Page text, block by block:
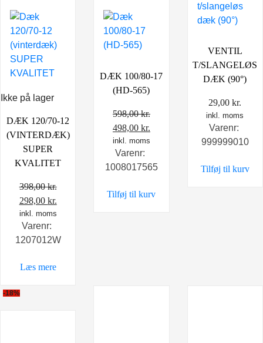
Ikke på lager
DÆK 120/70-12
(VINTERDÆK)
SUPER
KVALITET
398,00kr.
Den
oprindelige
pris
var:
298,00 kr.
aktuelle
er:
inkl. moms
Varenr:
1207012W
Læs mere
DÆK 100/80-17
(HD-565)
598,00kr.
Den
oprindelige
pris
var:
498,00 kr.
aktuelle
er:
inkl. moms
Varenr:
1008017565
Tilføj til kurv
VENTIL
T/SLANGELØS
DÆK (90°)
29,00kr.
inkl. moms
Varenr:
999999010
Tilføj til kurv
-18%